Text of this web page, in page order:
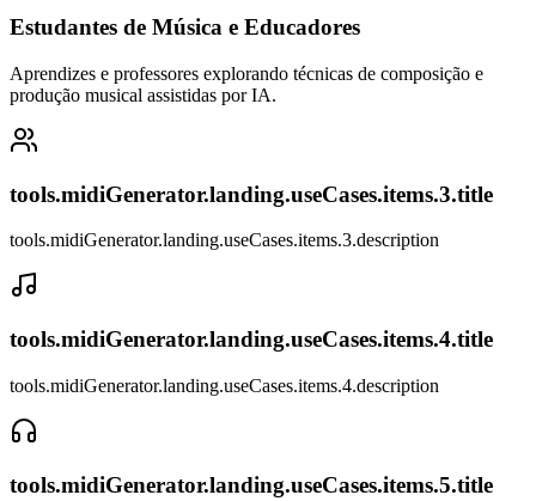
Estudantes de Música e Educadores
Aprendizes e professores explorando técnicas de composição e
produção musical assistidas por IA.
tools.midiGenerator.landing.useCases.items.3.title
tools.midiGenerator.landing.useCases.items.3.description
tools.midiGenerator.landing.useCases.items.4.title
tools.midiGenerator.landing.useCases.items.4.description
tools.midiGenerator.landing.useCases.items.5.title